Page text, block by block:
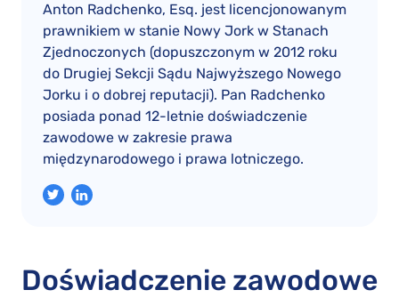
Anton Radchenko, Esq. jest licencjonowanym
prawnikiem w stanie Nowy Jork w Stanach
Zjednoczonych (dopuszczonym w 2012 roku
do Drugiej Sekcji Sądu Najwyższego Nowego
Jorku i o dobrej reputacji). Pan Radchenko
posiada ponad 12-letnie doświadczenie
zawodowe w zakresie prawa
międzynarodowego i prawa lotniczego.
Doświadczenie zawodowe